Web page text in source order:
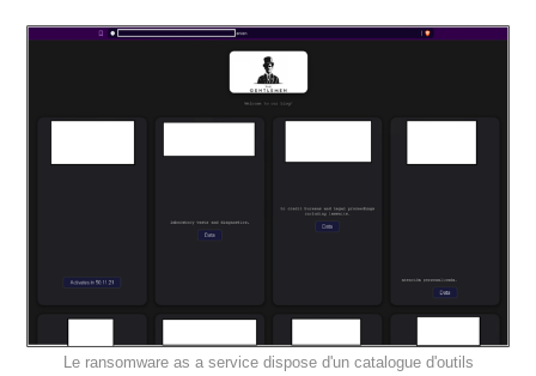
Le ransomware as a service dispose d'un catalogue d'outils